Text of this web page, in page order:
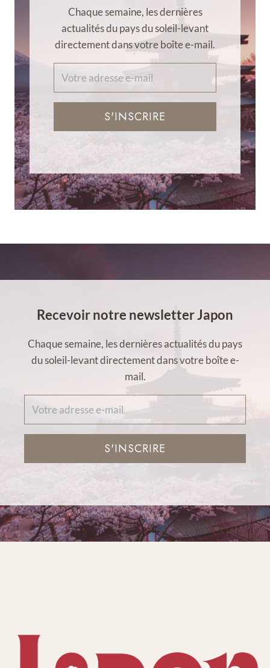
Chaque semaine, les dernières
actualités du pays du soleil-levant
directement dans votre boîte e-mail.
S'INSCRIRE
Recevoir notre newsletter Japon
Chaque semaine, les dernières actualités du pays
du soleil-levant directement dans votre boîte e-
mail.
S'INSCRIRE